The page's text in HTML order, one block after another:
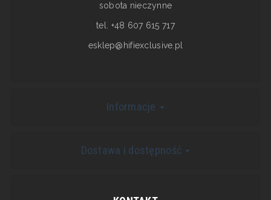
sobota nieczynne
tel. +48 607 615 717
esklep@hifiexclusive.pl
Informacje
Dostawa i dostępność